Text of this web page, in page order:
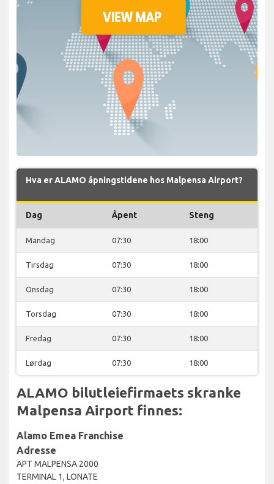
Hva er ALAMO åpningstidene hos Malpensa Airport?
Dag Åpent Steng
Mandag 07:30 18:00
Tirsdag 07:30 18:00
Onsdag 07:30 18:00
Torsdag 07:30 18:00
Fredag 07:30 18:00
Lørdag 07:30 18:00
ALAMO bilutleiefirmaets skranke
Malpensa Airport finnes:
Alamo Emea Franchise
Adresse
APT MALPENSA 2000
TERMINAL 1, LONATE